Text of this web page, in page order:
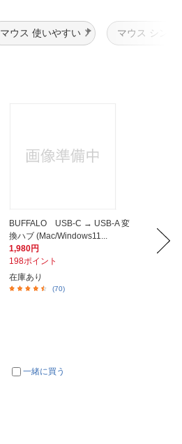
マウス 使いやすい マウス シンプ
BUFFALO USB-C → USB-A 変
換ハブ (Mac/Windows11...
1,980円
198ポイント
在庫あり
(70)
一緒に買う
50ｘ
379円